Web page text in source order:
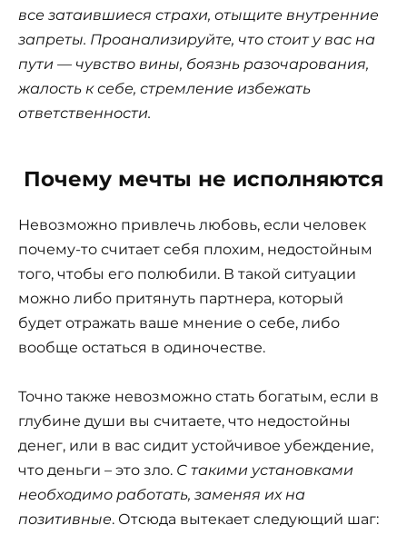
все затаившиеся страхи, отыщите внутренние
запреты. Проанализируйте, что стоит у вас на
пути — чувство вины, боязнь разочарования,
жалость к себе, стремление избежать
ответственности.
Почему мечты не исполняются
Невозможно привлечь любовь, если человек
почему-то считает себя плохим, недостойным
того, чтобы его полюбили. В такой ситуации
можно либо притянуть партнера, который
будет отражать ваше мнение о себе, либо
вообще остаться в одиночестве.
Точно также невозможно стать богатым, если в
глубине души вы считаете, что недостойны
денег, или в вас сидит устойчивое убеждение,
что деньги – это зло. С такими установками
необходимо работать, заменяя их на
позитивные. Отсюда вытекает следующий шаг: